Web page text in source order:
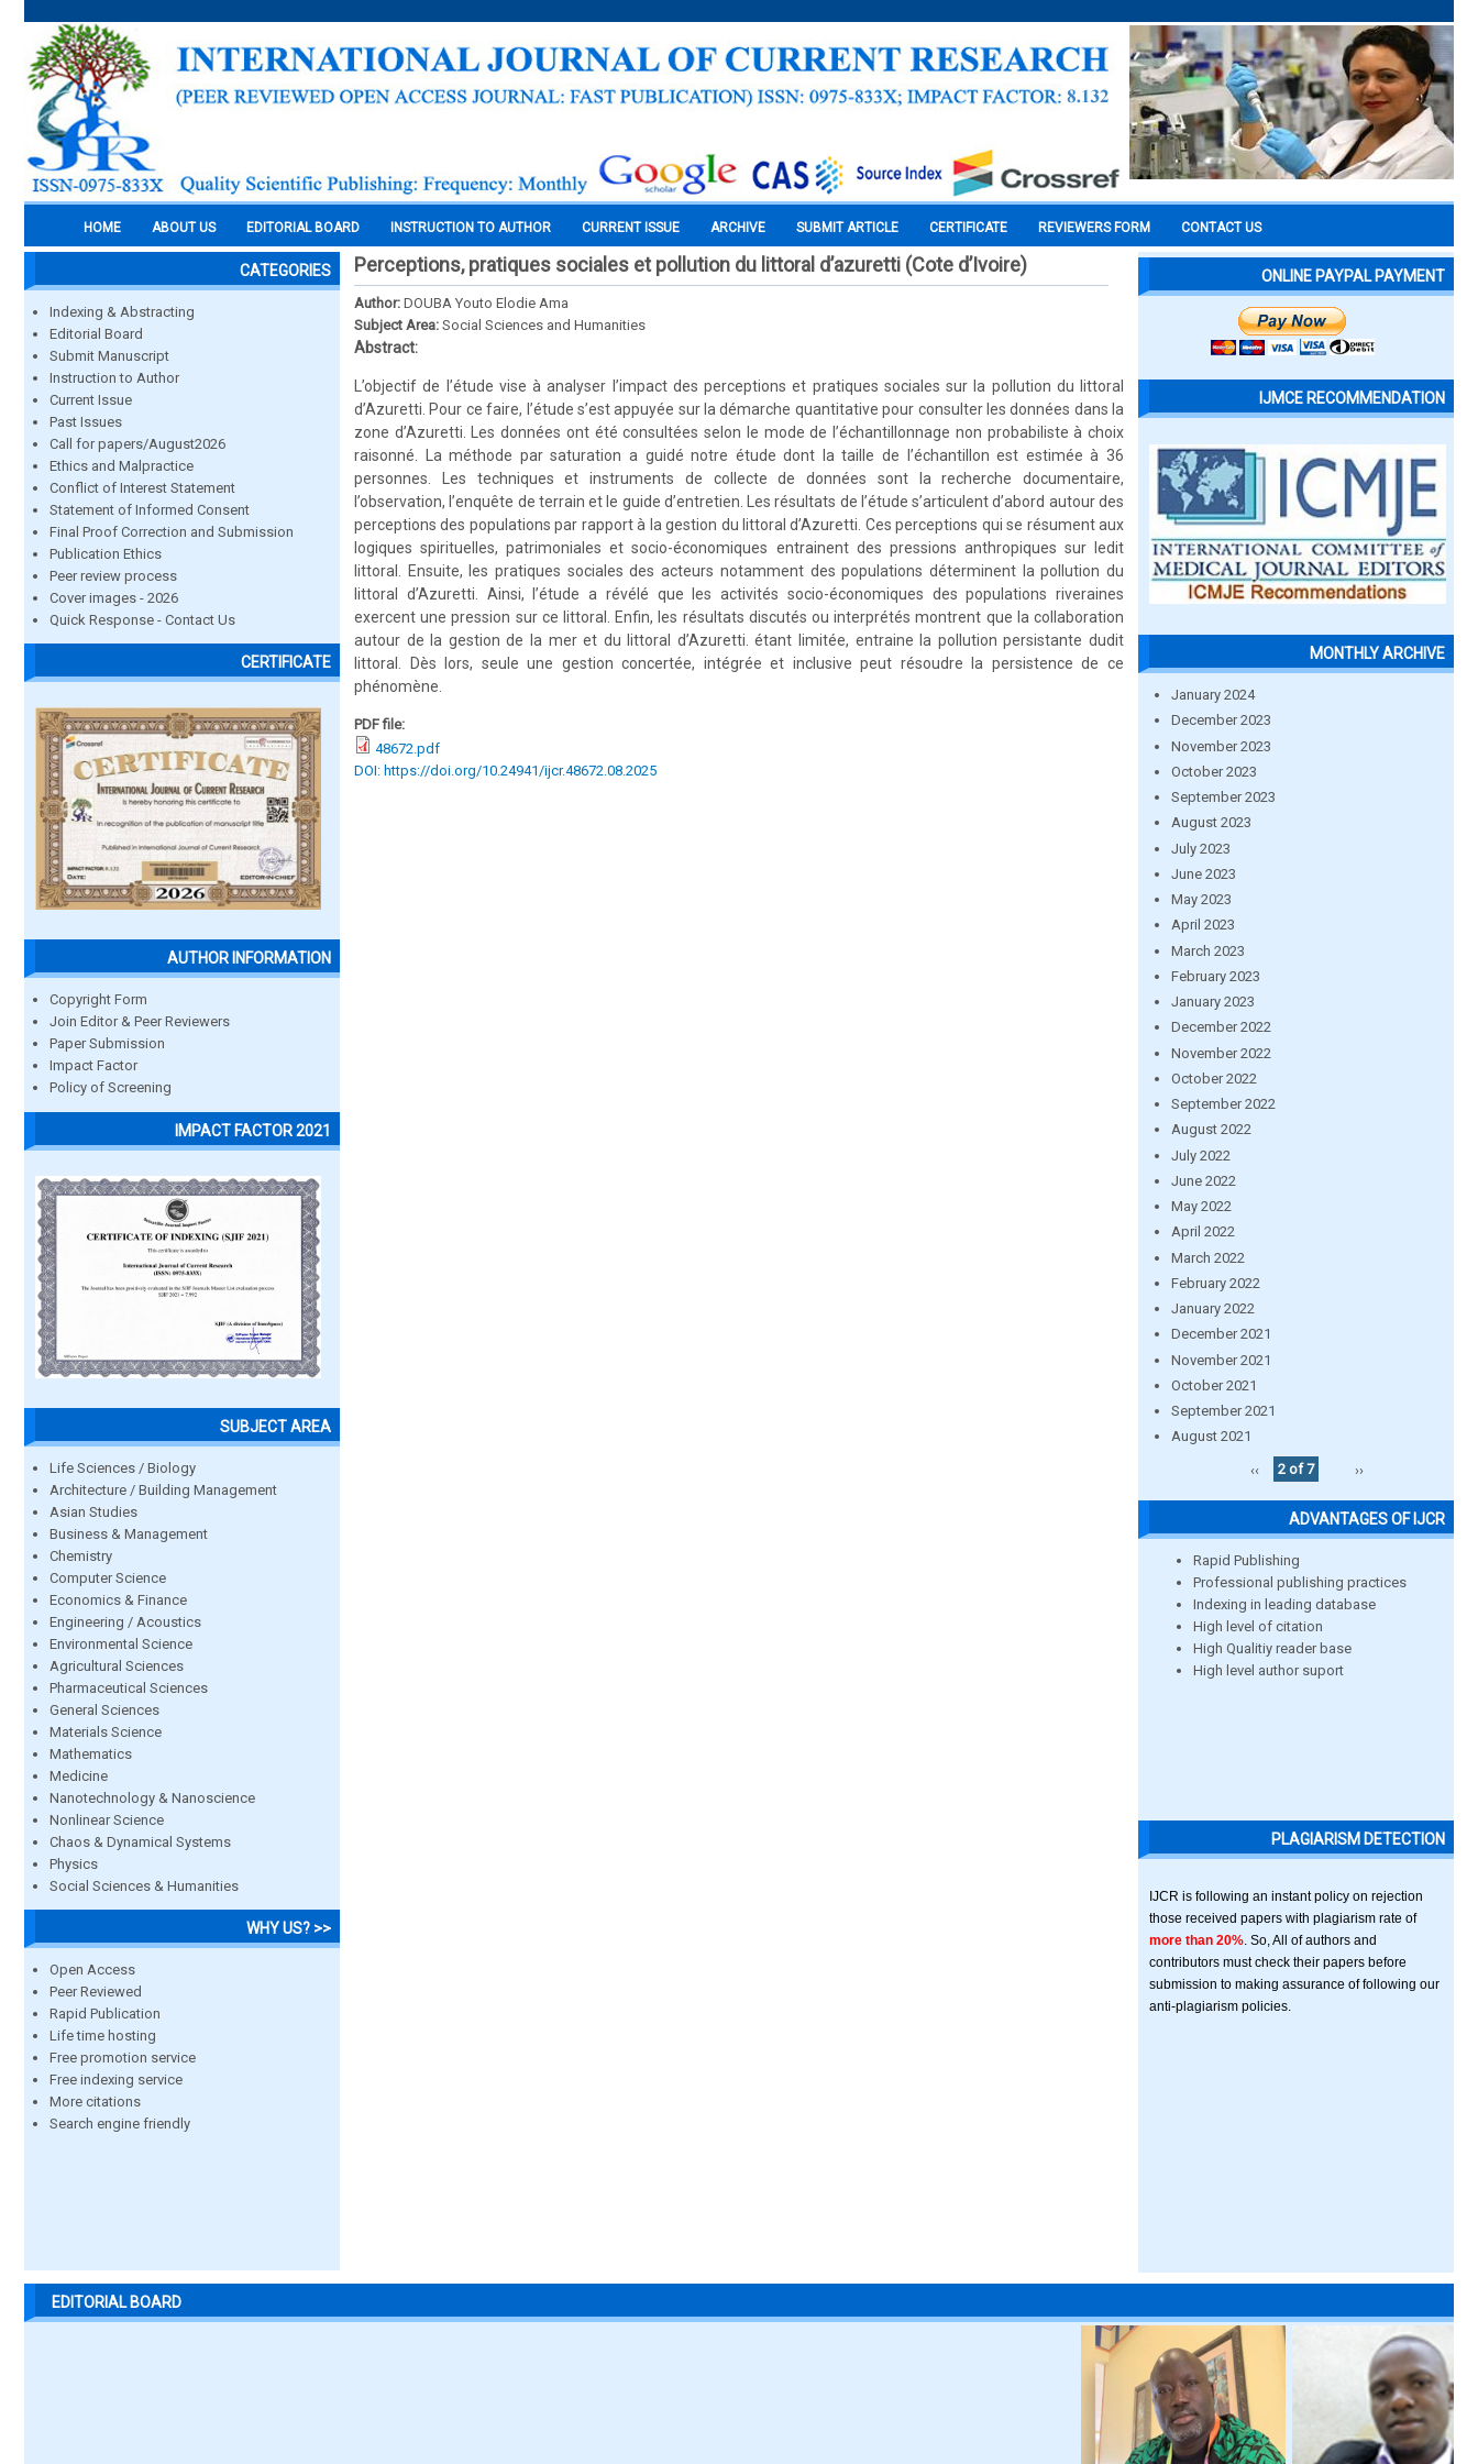
HOME ABOUT US EDITORIAL BOARD INSTRUCTION TO AUTHOR CURRENT ISSUE ARCHIVE SUBMIT ARTICLE CERTIFICATE REVIEWERS FORM CONTACT US
CATEGORIES
Indexing & Abstracting
Editorial Board
Submit Manuscript
Instruction to Author
Current Issue
Past Issues
Call for papers/August2026
Ethics and Malpractice
Conflict of Interest Statement
Statement of Informed Consent
Final Proof Correction and Submission
Publication Ethics
Peer review process
Cover images - 2026
Quick Response - Contact Us
CERTIFICATE
AUTHOR INFORMATION
Copyright Form
Join Editor & Peer Reviewers
Paper Submission
Impact Factor
Policy of Screening
IMPACT FACTOR 2021
SUBJECT AREA
Life Sciences / Biology
Architecture / Building Management
Asian Studies
Business & Management
Chemistry
Computer Science
Economics & Finance
Engineering / Acoustics
Environmental Science
Agricultural Sciences
Pharmaceutical Sciences
General Sciences
Materials Science
Mathematics
Medicine
Nanotechnology & Nanoscience
Nonlinear Science
Chaos & Dynamical Systems
Physics
Social Sciences & Humanities
WHY US? >>
Open Access
Peer Reviewed
Rapid Publication
Life time hosting
Free promotion service
Free indexing service
More citations
Search engine friendly
Perceptions, pratiques sociales et pollution du littoral d’azuretti (Cote d’Ivoire)
Author: DOUBA Youto Elodie Ama
Subject Area: Social Sciences and Humanities
Abstract:
L’objectif de l’étude vise à analyser l’impact des perceptions et pratiques sociales sur la pollution du littoral
d’Azuretti. Pour ce faire, l’étude s’est appuyée sur la démarche quantitative pour consulter les données dans la
zone d’Azuretti. Les données ont été consultées selon le mode de l’échantillonnage non probabiliste à choix
raisonné. La méthode par saturation a guidé notre étude dont la taille de l’échantillon est estimée à 36
personnes. Les techniques et instruments de collecte de données sont la recherche documentaire,
l’observation, l’enquête de terrain et le guide d’entretien. Les résultats de l’étude s’articulent d’abord autour des
perceptions des populations par rapport à la gestion du littoral d’Azuretti. Ces perceptions qui se résument aux
logiques spirituelles, patrimoniales et socio-économiques entrainent des pressions anthropiques sur ledit
littoral. Ensuite, les pratiques sociales des acteurs notamment des populations déterminent la pollution du
littoral d’Azuretti. Ainsi, l’étude a révélé que les activités socio-économiques des populations riveraines
exercent une pression sur ce littoral. Enfin, les résultats discutés ou interprétés montrent que la collaboration
autour de la gestion de la mer et du littoral d’Azuretti. étant limitée, entraine la pollution persistante dudit
littoral. Dès lors, seule une gestion concertée, intégrée et inclusive peut résoudre la persistence de ce
phénomène.
PDF file:
48672.pdf
DOI: https://doi.org/10.24941/ijcr.48672.08.2025
ONLINE PAYPAL PAYMENT
IJMCE RECOMMENDATION
MONTHLY ARCHIVE
January 2024
December 2023
November 2023
October 2023
September 2023
August 2023
July 2023
June 2023
May 2023
April 2023
March 2023
February 2023
January 2023
December 2022
November 2022
October 2022
September 2022
August 2022
July 2022
June 2022
May 2022
April 2022
March 2022
February 2022
January 2022
December 2021
November 2021
October 2021
September 2021
August 2021
‹‹
2 of 7 ››
ADVANTAGES OF IJCR
Rapid Publishing
Professional publishing practices
Indexing in leading database
High level of citation
High Qualitiy reader base
High level author suport
PLAGIARISM DETECTION
IJCR is following an instant policy on rejection
those received papers with plagiarism rate of
more than 20% . So, All of authors and
contributors must check their papers before
submission to making assurance of following our
anti-plagiarism policies.
EDITORIAL BOARD